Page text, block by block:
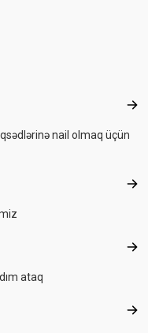
nail olmaq üçün
ataq